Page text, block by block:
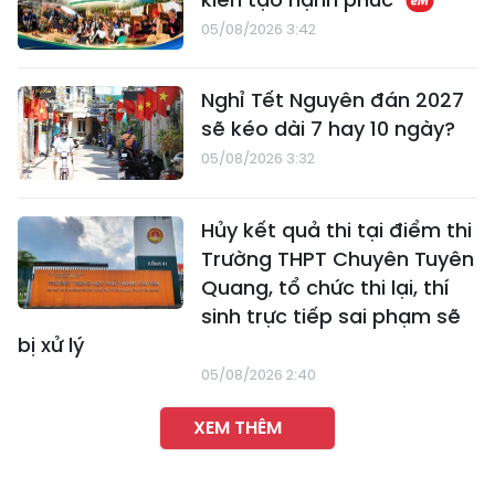
05/08/2026 3:42
Nghỉ Tết Nguyên đán 2027
sẽ kéo dài 7 hay 10 ngày?
05/08/2026 3:32
Hủy kết quả thi tại điểm thi
Trường THPT Chuyên Tuyên
Quang, tổ chức thi lại, thí
sinh trực tiếp sai phạm sẽ
bị xử lý
05/08/2026 2:40
XEM THÊM